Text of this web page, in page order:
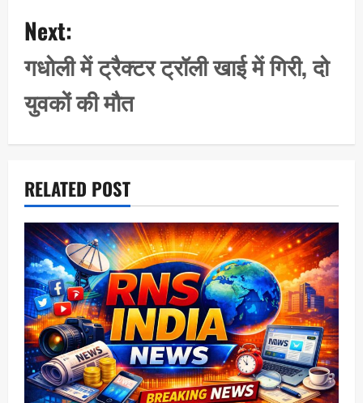
v
i
g
a
i
o
n
Next:
गधोली में ट्रैक्टर ट्रॉली खाई में गिरी, दो
युवकों की मौत
RELATED POST